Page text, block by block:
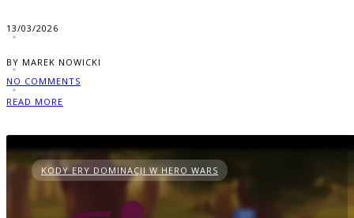
13/03/2026
BY MAREK NOWICKI
NO COMMENTS
READ MORE
KODY ERY DOMINACJI W HERO WARS